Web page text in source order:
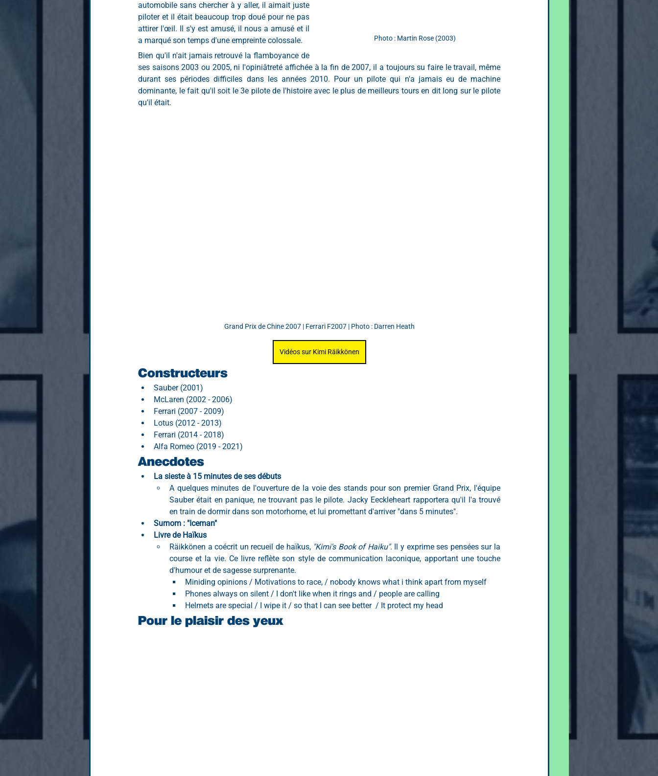
Photo : Martin Rose (2003)
automobile sans chercher à y aller, il aimait juste
piloter et il était beaucoup trop doué pour ne pas
attirer l'œil. Il s'y est amusé, il nous a amusé et il
a marqué son temps d'une empreinte colossale.
Bien qu'il n'ait jamais retrouvé la flamboyance de
ses saisons 2003 ou 2005, ni l'opiniâtreté affichée à la fin de 2007, il a toujours su faire le travail, même
durant ses périodes difficiles dans les années 2010. Pour un pilote qui n'a jamais eu de machine
dominante, le fait qu'il soit le 3e pilote de l'histoire avec le plus de meilleurs tours en dit long sur le pilote
qu'il était.
Grand Prix de Chine 2007 | Ferrari F2007 | Photo : Darren Heath
Vidéos sur Kimi Räikkönen
Constructeurs
Sauber (2001)
McLaren (2002 - 2006)
Ferrari (2007 - 2009)
Lotus (2012 - 2013)
Ferrari (2014 - 2018)
Alfa Romeo (2019 - 2021)
Anecdotes
La sieste à 15 minutes de ses débuts
A quelques minutes de l'ouverture de la voie des stands pour son premier Grand Prix, l'équipe
Sauber était en panique, ne trouvant pas le pilote. Jacky Eeckleheart rapportera qu'il l'a trouvé
en train de dormir dans son motorhome, et lui promettant d'arriver "dans 5 minutes".
Surnom : "Iceman"
Livre de Haïkus
Räikkönen a coécrit un recueil de haïkus, "Kimi's Book of Haiku". Il y exprime ses pensées sur la
course et la vie. Ce livre reflète son style de communication laconique, apportant une touche
d'humour et de sagesse surprenante.
Miniding opinions / Motivations to race, / nobody knows what i think apart from myself
Phones always on silent / I don't like when it rings and / people are calling
Helmets are special / I wipe it / so that I can see better  / It protect my head
Pour le plaisir des yeux